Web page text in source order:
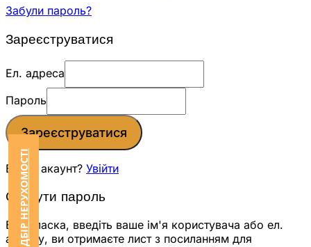
Забули пароль?
Зареєструватися
Ел. адреса
Пароль
Зареєструватися
Вже є акаунт? Увійти
Скинути пароль
Будь ласка, введіть ваше ім'я користувача або ел.
адресу, ви отримаєте лист з посиланням для